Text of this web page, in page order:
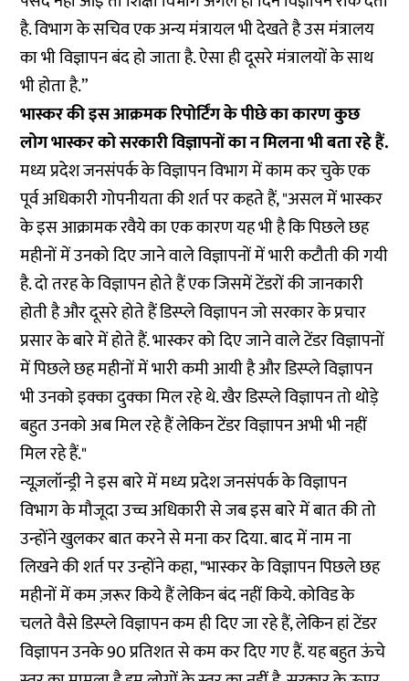
है. विभाग के सचिव एक अन्य मंत्रायल भी देखते है उस मंत्रालय
का भी विज्ञापन बंद हो जाता है. ऐसा ही दूसरे मंत्रालयों के साथ
भी होता है.”
भास्कर की इस आक्रमक रिपोर्टिंग के पीछे का कारण कुछ
लोग भास्कर को सरकारी विज्ञापनों का न मिलना भी बता रहे हैं.
मध्य प्रदेश जनसंपर्क के विज्ञापन विभाग में काम कर चुके एक
पूर्व अधिकारी गोपनीयता की शर्त पर कहते हैं, "असल में भास्कर
के इस आक्रामक रवैये का एक कारण यह भी है कि पिछले छह
महीनों में उनको दिए जाने वाले विज्ञापनों में भारी कटौती की गयी
है. दो तरह के विज्ञापन होते हैं एक जिसमें टेंडरों की जानकारी
होती है और दूसरे होते हैं डिस्प्ले विज्ञापन जो सरकार के प्रचार
प्रसार के बारे में होते हैं. भास्कर को दिए जाने वाले टेंडर विज्ञापनों
में पिछले छह महीनों में भारी कमी आयी है और डिस्प्ले विज्ञापन
भी उनको इक्का दुक्का मिल रहे थे. खैर डिस्प्ले विज्ञापन तो थोड़े
बहुत उनको अब मिल रहे हैं लेकिन टेंडर विज्ञापन अभी भी नहीं
मिल रहे हैं."
न्यूज़लॉन्ड्री ने इस बारे में मध्य प्रदेश जनसंपर्क के विज्ञापन
विभाग के मौजूदा उच्च अधिकारी से जब इस बारे में बात की तो
उन्होंने खुलकर बात करने से मना कर दिया. बाद में नाम ना
लिखने की शर्त पर उन्होंने कहा, "भास्कर के विज्ञापन पिछले छह
महीनों में कम ज़रूर किये हैं लेकिन बंद नहीं किये. कोविड के
चलते वैसे डिस्प्ले विज्ञापन कम ही दिए जा रहे हैं, लेकिन हां टेंडर
विज्ञापन उनके 90 प्रतिशत से कम कर दिए गए हैं. यह बहुत ऊंचे